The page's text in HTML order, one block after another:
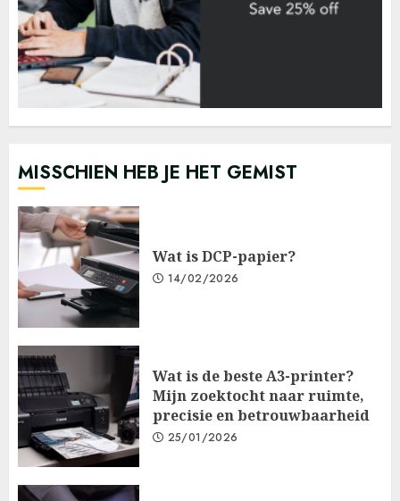
MISSCHIEN HEB JE HET GEMIST
Wat is DCP-papier?
14/02/2026
Wat is de beste A3-printer?
Mijn zoektocht naar ruimte,
precisie en betrouwbaarheid
25/01/2026